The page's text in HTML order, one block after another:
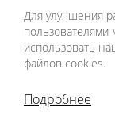
сочетанием
контактами,
строф, — в
свечу.
Для улучшения
использовать
файлов cookies.
Подробнее